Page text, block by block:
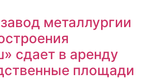
металлургии
сдает в аренду
площади